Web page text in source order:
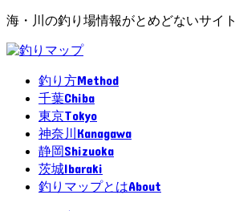
海・川の釣り場情報がとめどないサイト
釣り方Method
千葉Chiba
東京Tokyo
神奈川 Kanagawa
静岡Shizuoka
茨城Ibaraki
釣りマップとはAbout